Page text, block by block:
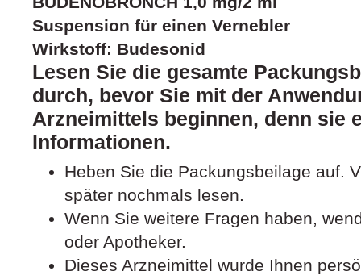
Suspension für einen Vernebler
Wirkstoff: Budesonid
Lesen Sie die gesamte
durch, bevor Sie mit der
Arzneimittels beginnen, denn sie
Informationen.
Heben Sie die Packungsbeilage auf.
später nochmals lesen.
Wenn Sie weitere Fragen haben,
oder Apotheker.
Dieses Arzneimittel wurde Ihnen